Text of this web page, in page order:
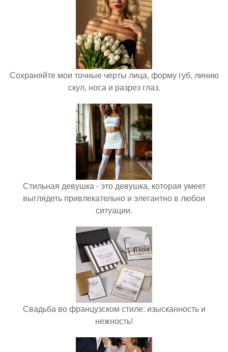
Сохраняйте мои точные черты лица, форму губ, линию
скул, носа и разрез глаз.
Стильная девушка - это девушка, которая умеет
выглядеть привлекательно и элегантно в любои
ситуации.
Свадьба во французском стиле: изысканность и
нежность!